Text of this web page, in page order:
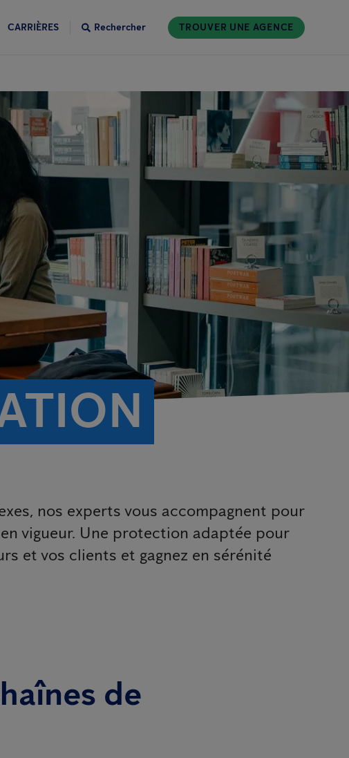
CARRIÈRES Rechercher TROUVER UNE AGENCE
nos experts vous accompagnent pour
vigueur. Une protection adaptée pour
et vos clients et gagnez en sérénité
de